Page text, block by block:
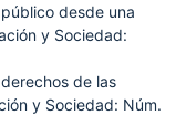
desde una
y Sociedad:
de las
y Sociedad: Núm.